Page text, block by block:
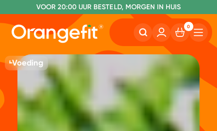
NR. 1 GETEST CONSUMENTENBOND
VOOR 20:00 UUR BESTELD, MORGEN IN HUIS
0
Voeding